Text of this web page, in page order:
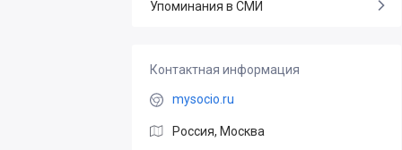
Упоминания в СМИ
Контактная информация
mysocio.ru
Россия, Москва